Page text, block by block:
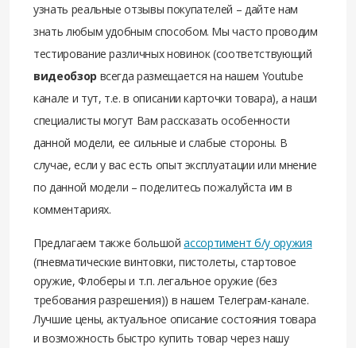
узнать реальные отзывы покупателей – дайте нам
знать любым удобным способом. Мы часто проводим
тестирование различных новинок (соответствующий
видеобзор всегда размещается на нашем Youtube
канале и тут, т.е. в описании карточки товара), а наши
специалисты могут Вам рассказать особенности
данной модели, ее сильные и слабые стороны. В
случае, если у вас есть опыт эксплуатации или мнение
по данной модели – поделитесь пожалуйста им в
комментариях.
Предлагаем также большойассортимент б/у оружия
(пневматические винтовки, пистолеты, стартовое
оружие, Флоберы и т.п. легальное оружие (без
требования разрешения)) в нашем Телеграм-канале.
Лучшие цены, актуальное описание состояния товара
и возможность быстро купить товар через нашу